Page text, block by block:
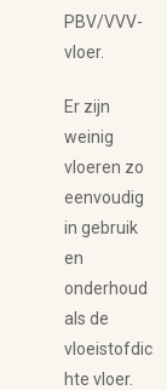
PBV/VVV-
vloer.
Er zijn
weinig
vloeren zo
eenvoudig
in gebruik
en
onderhoud
als de
vloeistofdic
hte vloer.